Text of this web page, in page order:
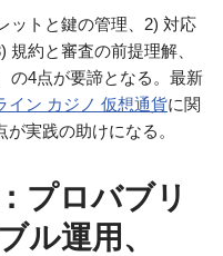
ットと鍵の管理、2) 対応
約と審査の前提理解、
の4点が要諦となる。最新
イン カジノ 仮想通貨に関
実践の助けになる。
プロバブリ
ル運用、